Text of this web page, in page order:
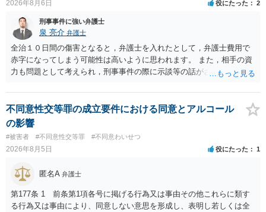
2026年8月6日 役にたった 2
刑事事件に強い弁護士
泉 亮介 弁護士
全治１０日間の傷害となると，弁護士を入れたとして，弁護士費用で
赤字になってしまう可能性は高いように思われます。 また，相手の資
力も問題として考えられ，刑事事件の際に示談等の話がされなかった
う。
不同意性交等罪の成立要件における同意とアルコール
の影響
#被害者 #不同意性交等罪 #不同意わいせつ
2026年8月5日 役にたった 1
匿名A 弁護士
第177条 1 前条第1項各号に掲げる行為又は事由その他これらに類す
る行為又は事由により、同意しない意思を形成し、表明し若しくは全